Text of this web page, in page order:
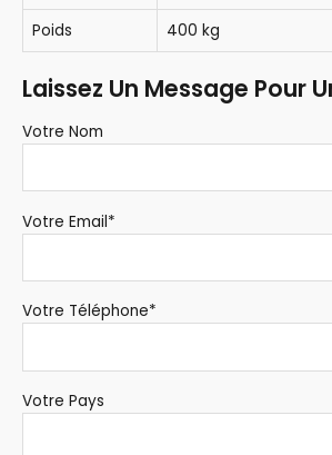
Poids
400 kg
Laissez Un Message Pour
Votre Nom
Votre Email*
Votre Téléphone*
Votre Pays